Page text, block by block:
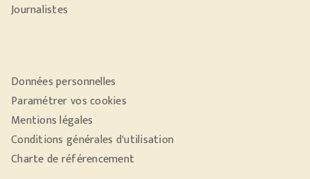
Journalistes
Données personnelles
Paramétrer vos cookies
Mentions légales
Conditions générales d'utilisation
Charte de référencement